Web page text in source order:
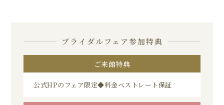
ブライダルフェア参加特典
ご来館特典
公式HPのフェア限定◆料金ベストレート保証